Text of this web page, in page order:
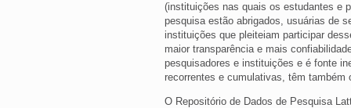
(instituições nas quais os estudantes e
pesquisa estão abrigados, usuárias de
instituições que pleiteiam participar
maior transparência e mais
pesquisadores e instituições e é fonte
recorrentes e cumulativas, têm
O Repositório de Dados de Pesquisa